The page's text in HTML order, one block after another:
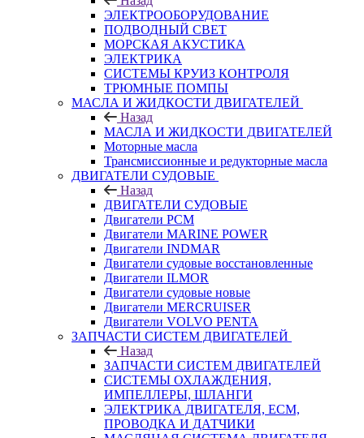
ЭЛЕКТРООБОРУДОВАНИЕ
ПОДВОДНЫЙ СВЕТ
МОРСКАЯ АКУСТИКА
ЭЛЕКТРИКА
СИСТЕМЫ КРУИЗ КОНТРОЛЯ
ТРЮМНЫЕ ПОМПЫ
МАСЛА И ЖИДКОСТИ ДВИГАТЕЛЕЙ
Назад
МАСЛА И ЖИДКОСТИ ДВИГАТЕЛЕЙ
Моторные масла
Трансмиссионные и редукторные масла
ДВИГАТЕЛИ СУДОВЫЕ
Назад
ДВИГАТЕЛИ СУДОВЫЕ
Двигатели PCM
Двигатели MARINE POWER
Двигатели INDMAR
Двигатели судовые восстановленные
Двигатели ILMOR
Двигатели судовые новые
Двигатели MERCRUISER
Двигатели VOLVO PENTA
ЗАПЧАСТИ СИСТЕМ ДВИГАТЕЛЕЙ
Назад
ЗАПЧАСТИ СИСТЕМ ДВИГАТЕЛЕЙ
СИСТЕМЫ ОХЛАЖДЕНИЯ,
ИМПЕЛЛЕРЫ, ШЛАНГИ
ЭЛЕКТРИКА ДВИГАТЕЛЯ, ECM,
ПРОВОДКА И ДАТЧИКИ